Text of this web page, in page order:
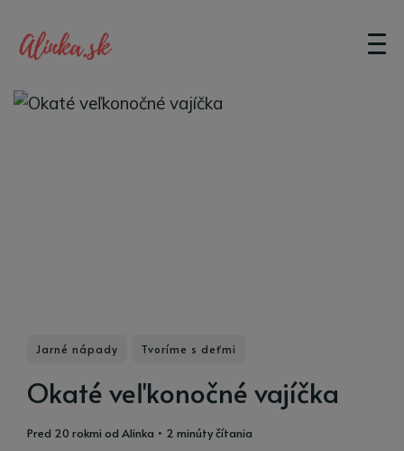
Jarné nápady Tvoríme s deťmi
Okaté veľkonočné vajíčka
pred 20 rokmi od Alinka • 2 minúty čítania